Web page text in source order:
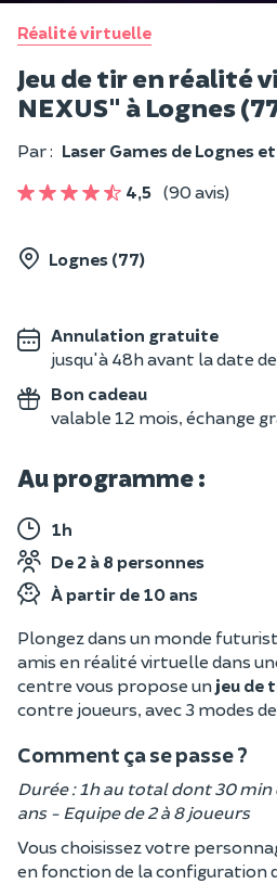
Réalité virtuelle
Jeu de tir en réalité
NEXUS" à Lognes
Par : Laser Games de Lognes
4,5 (90 avis)
Lognes (77)
Annulation gratuite
jusqu'à 48h avant la date
Bon cadeau
valable 12 mois, échange
Au programme :
1h
De 2 à 8 personnes
À partir de 10 ans
Plongez dans un monde
amis en réalité virtuelle dans
centre vous propose un jeu de
contre joueurs, avec 3 modes
Comment ça se passe ?
Durée : 1h au total dont 30
ans - Equipe de 2 à 8 joueurs
Vous choisissez votre
en fonction de la configuration